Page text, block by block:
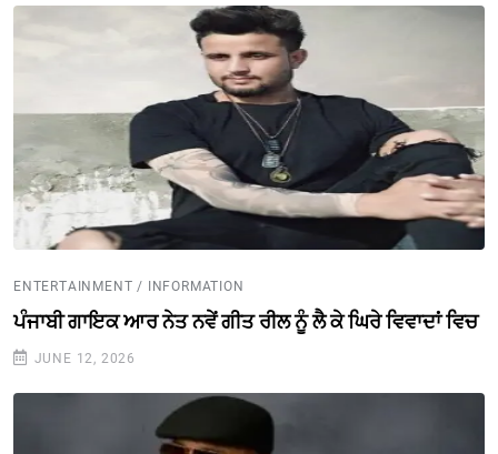
ENTERTAINMENT / INFORMATION
ਪੰਜਾਬੀ ਗਾਇਕ ਆਰ ਨੇਤ ਨਵੇਂ ਗੀਤ ਰੀਲ ਨੂੰ ਲੈ ਕੇ ਘਿਰੇ ਵਿਵਾਦਾਂ ਵਿਚ
JUNE 12, 2026